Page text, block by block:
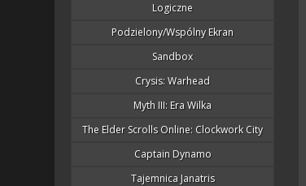
Logiczne
Podzielony/wspólny Ekran
Sandbox
Crysis: Warhead
Myth III: Era Wilka
The Elder Scrolls Online: Clockwork City
Captain Dynamo
Tajemnica Janatris